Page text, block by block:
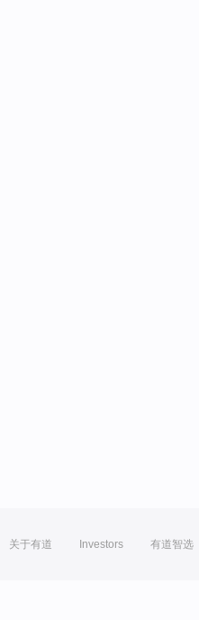
关于有道 Investors 有道智选